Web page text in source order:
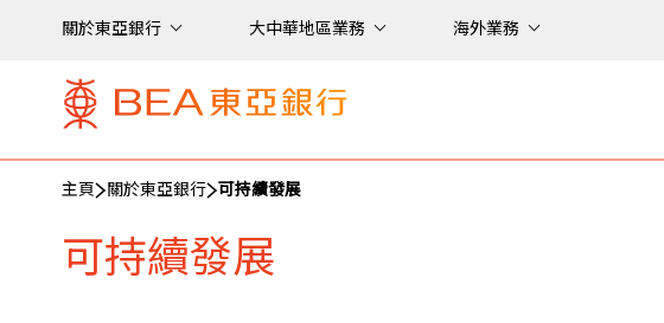
關於東亞銀行 大中華地區業務 海外業務
主頁 關於東亞銀行 可持續發展
可持續發展